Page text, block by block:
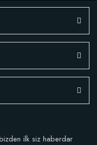
ilk siz haberdar